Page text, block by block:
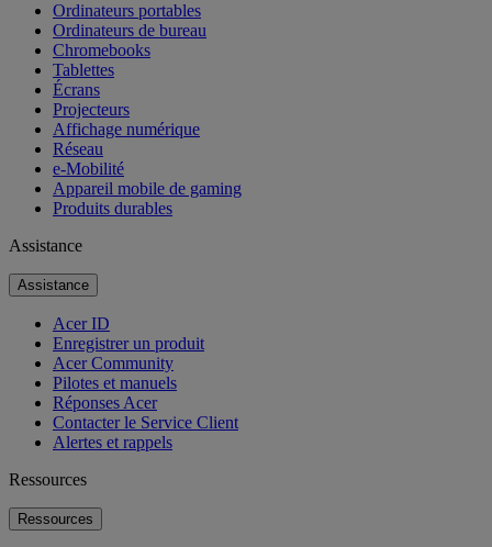
Ordinateurs portables
Ordinateurs de bureau
Chromebooks
Tablettes
Écrans
Projecteurs
Affichage numérique
Réseau
e-Mobilité
Appareil mobile de gaming
Produits durables
Assistance
Assistance
Acer ID
Enregistrer un produit
Acer Community
Pilotes et manuels
Réponses Acer
Contacter le Service Client
Alertes et rappels
Ressources
Ressources